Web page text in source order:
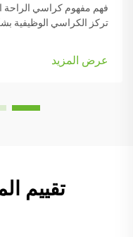
فهم مفهوم كراسي الراحة
تركز الكراسي الوظيفية
النماذج مزودة بـ...
عرض المزيد
تقييم